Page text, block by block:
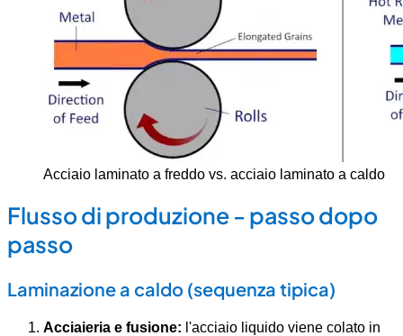
Acciaio laminato a freddo vs. acciaio laminato a caldo
Flusso di produzione - passo dopo
passo
Laminazione a caldo (sequenza tipica)
Acciaieria e fusione: l'acciaio liquido viene colato in